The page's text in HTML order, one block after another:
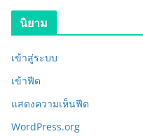
นิยาม
เข้าสู่ระบบ
เข้าฟีด
แสดงความเห็นฟีด
WordPress.org